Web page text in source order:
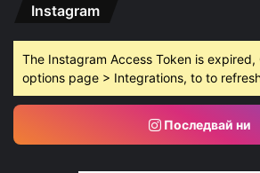
Instagram
The Instagram Access Token is expired,
options page > Integrations, to to
Последвай ни